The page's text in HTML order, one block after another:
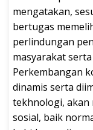
mengatakan,
bertugas
perlindungan
masyarakat
Perkembangan
dinamis serta
tekhnologi, akan
sosial, baik